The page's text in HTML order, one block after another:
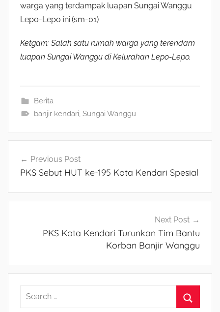
warga yang terdampak luapan Sungai Wanggu
Lepo-Lepo ini.(sm-01)
Ketgam: Salah satu rumah warga yang terendam
luapan Sungai Wanggu di Kelurahan Lepo-Lepo.
Berita
banjir kendari, Sungai Wanggu
Navigasi
pos
Previous Post
PKS Sebut HUT ke-195 Kota Kendari Spesial
Next Post
PKS Kota Kendari Turunkan Tim Bantu
Korban Banjir Wanggu